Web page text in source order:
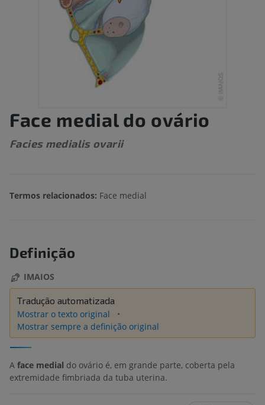
Face medial do ovário
Facies medialis ovarii
Termos relacionados: Face medial
Definição
IMAIOS
Tradução automatizada
Mostrar o texto original
Mostrar sempre a definição original
A face medial do ovário é, em grande parte, coberta pela
extremidade fimbriada da tuba uterina.